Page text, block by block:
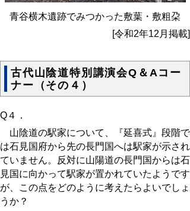
青谷横木遺跡でみつかった敷葉・敷粗朶
[令和2年12月掲載]
古代山陰道特別講演会Q＆Aコー
ナー（その４）
Q４．
山陰道の駅家について、『延喜式』段階で
は石見国府から先の長門国へは駅家が示され
ていません。反対に山陽道の長門国からは石
見国に向かって駅家が置かれていたようです
が、この点をどのように考えたらよいでしょ
うか？